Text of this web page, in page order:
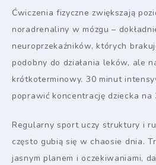
Ćwiczenia fizyczne zwiększają
noradrenaliny w mózgu –
neuroprzekaźników, których
podobny do działania leków, ale
krótkoterminowy. 30 minut
poprawić koncentrację dziecka na
Regularny sport uczy struktury i
często gubią się w chaosie dnia.
jasnym planem i oczekiwaniami,